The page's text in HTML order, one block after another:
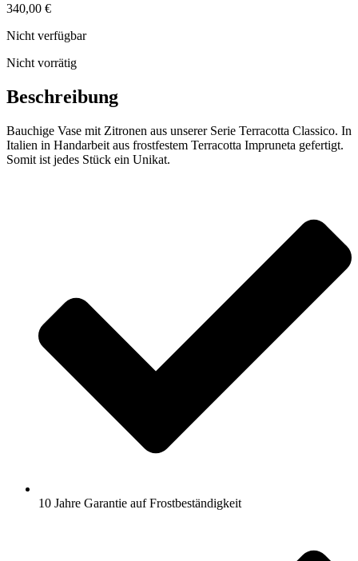
340,00 €
Nicht verfügbar
Nicht vorrätig
Beschreibung
Bauchige Vase mit Zitronen aus unserer Serie Terracotta Classico. In
Italien in Handarbeit aus frostfestem Terracotta Impruneta gefertigt.
Somit ist jedes Stück ein Unikat.
10 Jahre Garantie auf Frostbeständigkeit